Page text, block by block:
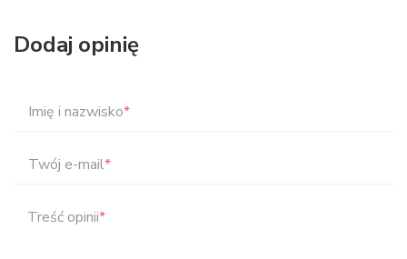
Dodaj opinię
Imię i nazwisko*
Twój e-mail*
Treść opinii*